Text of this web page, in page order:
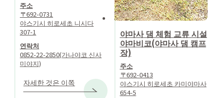
주소
〒692-0731
야스기시 히로세초 니시다
307-1
연락처
0852-22-2850(가나야코 신사
미야지)
자세한 것은 이쪽
야마사 댐 체험 교류 시설
야마비코(야마사 댐 캠프
장)
주소
〒692-0413
야스기시 히로세초 카미야마사
654-5